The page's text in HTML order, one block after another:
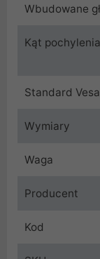
Wbudowane
Kąt pochylenia
Standard Vesa
Wymiary
Waga
Producent
Kod